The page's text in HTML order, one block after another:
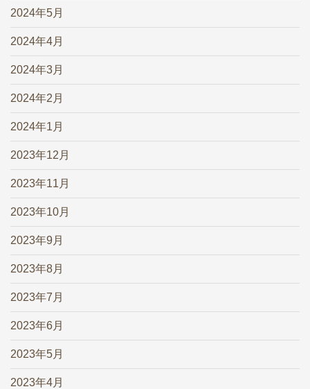
2024年5月
2024年4月
2024年3月
2024年2月
2024年1月
2023年12月
2023年11月
2023年10月
2023年9月
2023年8月
2023年7月
2023年6月
2023年5月
2023年4月